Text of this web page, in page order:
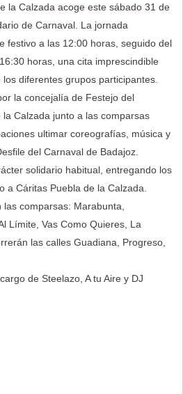
la Calzada acoge este sábado 31 de
de Carnaval. La jornada
festivo a las 12:00 horas, seguido del
horas, una cita imprescindible
diferentes grupos participantes.
la concejalía de Festejo del
Calzada junto a las comparsas
ultimar coreografías, música y
del Carnaval de Badajoz.
solidario habitual, entregando los
a Cáritas Puebla de la Calzada.
comparsas: Marabunta,
Límite, Vas Como Quieres, La
las calles Guadiana, Progreso,
de Steelazo, A tu Aire y DJ